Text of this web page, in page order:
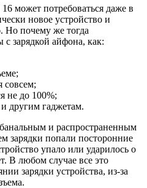
может потребоваться даже в
новое устройство и
Но почему же тогда
зарядкой айфона, как:
совсем;
не до 100%;
другим гаджетам.
и распространенным
зарядки попали посторонние
упало или ударилось о
В любом случае все это
зарядки устройства, из-за